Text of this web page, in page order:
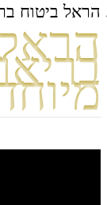
הראל ביטוח